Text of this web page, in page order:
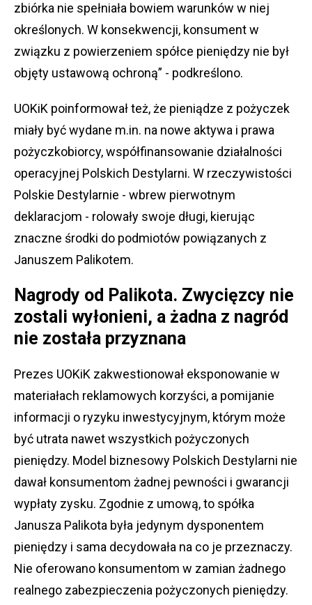
zbiórka nie spełniała bowiem warunków w niej
określonych. W konsekwencji, konsument w
związku z powierzeniem spółce pieniędzy nie był
objęty ustawową ochroną” - podkreślono.
UOKiK poinformował też, że pieniądze z pożyczek
miały być wydane m.in. na nowe aktywa i prawa
pożyczkobiorcy, współfinansowanie działalności
operacyjnej Polskich Destylarni. W rzeczywistości
Polskie Destylarnie - wbrew pierwotnym
deklaracjom - rolowały swoje długi, kierując
znaczne środki do podmiotów powiązanych z
Januszem Palikotem.
Nagrody od Palikota. Zwycięzcy nie
zostali wyłonieni, a żadna z nagród
nie została przyznana
Prezes UOKiK zakwestionował eksponowanie w
materiałach reklamowych korzyści, a pomijanie
informacji o ryzyku inwestycyjnym, którym może
być utrata nawet wszystkich pożyczonych
pieniędzy. Model biznesowy Polskich Destylarni nie
dawał konsumentom żadnej pewności i gwarancji
wypłaty zysku. Zgodnie z umową, to spółka
Janusza Palikota była jedynym dysponentem
pieniędzy i sama decydowała na co je przeznaczy.
Nie oferowano konsumentom w zamian żadnego
realnego zabezpieczenia pożyczonych pieniędzy.